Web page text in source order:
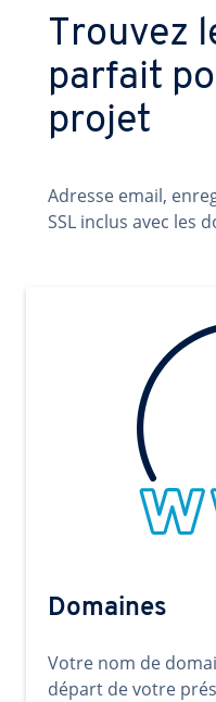
Trouvez
parfait
projet
Adresse email,
SSL inclus avec les
Domaines
Votre nom de
départ de votre